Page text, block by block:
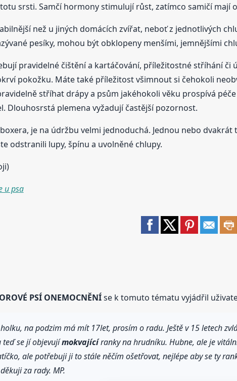
srsti. Samčí hormony stimulují růst, zatímco samičí mají
než u jiných domácích zvířat, neboť z jednotlivých
pesíky, mohou být obklopeny menšími, jemnějšími
pravidelné čištění a kartáčování, příležitostné stříhání
pokožku. Máte také příležitost všimnout si čehokoli
stříhat drápy a psům jakéhokoli věku prospívá
Dlouhosrstá plemena vyžadují častější pozornost.
je na údržbu velmi jednoduchá. Jednou nebo
odstranili lupy, špínu a uvolněné chlupy.
u psa
PSÍ ONEMOCNĚNÍse k tomuto tématu vyjádřil
na podzim má mít 17let, prosím o radu. Ještě v 15 letech
teď se jí objevujímokvajícíranky na hrudníku. Hubne, ale je
ale potřebuji ji to stále něčím ošetřovat, nejlépe aby se ty
za rady. MP.